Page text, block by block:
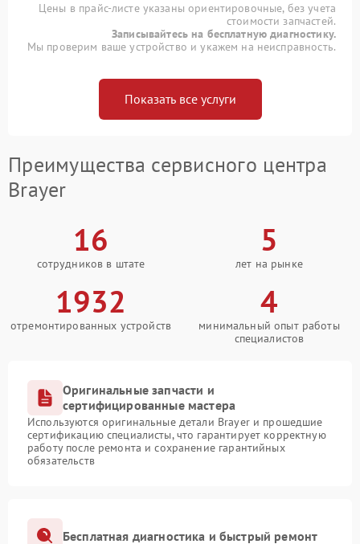
Цены в прайс-листе указаны ориентировочные, без учета
стоимости запчастей.
Записывайтесь на бесплатную диагностику.
Мы проверим ваше устройство и укажем на неисправность.
Показать все услуги
Преимущества сервисного центра
Brayer
16
сотрудников в штате
5
лет на рынке
1932
отремонтированных устройств
4
минимальный опыт работы
специалистов
Оригинальные запчасти и
сертифицированные мастера
Используются оригинальные детали Brayer и прошедшие
сертификацию специалисты, что гарантирует корректную
работу после ремонта и сохранение гарантийных
обязательств
Бесплатная диагностика и быстрый ремонт